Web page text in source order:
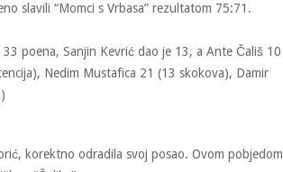
slavili “Momci s Vrbasa” rezultatom 75:71.
poena, Sanjin Kevrić dao je 13, a Ante Čališ 10
Nedim Mustafica 21 (13 skokova), Damir
korektno odradila svoj posao. Ovom pobjedom